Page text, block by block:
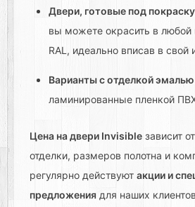
Двери, готовые под покраску
вы можете окрасить в любой
RAL, идеально вписав в свой
Варианты с отделкой эмалью
ламинированные пленкой
Цена на двери Invisible зависит
отделки, размеров полотна и
регулярно действуют акции и
предложения для наших клиентов